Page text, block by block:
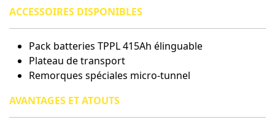
ACCESSOIRES DISPONIBLES
Pack batteries TPPL 415Ah élinguable
Plateau de transport
Remorques spéciales micro-tunnel
AVANTAGES ET ATOUTS